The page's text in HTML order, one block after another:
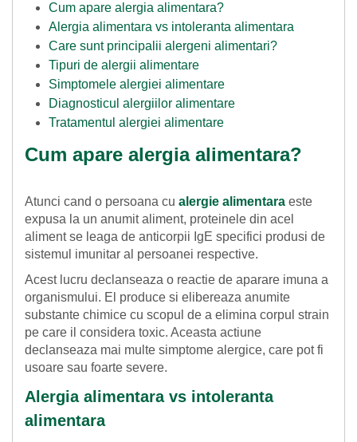
Cum apare alergia alimentara?
Alergia alimentara vs intoleranta alimentara
Care sunt principalii alergeni alimentari?
Tipuri de alergii alimentare
Simptomele alergiei alimentare
Diagnosticul alergiilor alimentare
Tratamentul alergiei alimentare
Cum apare alergia alimentara?
Atunci cand o persoana cu alergie alimentara este
expusa la un anumit aliment, proteinele din acel
aliment se leaga de anticorpii IgE specifici produsi de
sistemul imunitar al persoanei respective.
Acest lucru declanseaza o reactie de aparare imuna a
organismului. El produce si elibereaza anumite
substante chimice cu scopul de a elimina corpul strain
pe care il considera toxic. Aceasta actiune
declanseaza mai multe simptome alergice, care pot fi
usoare sau foarte severe.
Alergia alimentara vs intoleranta
alimentara